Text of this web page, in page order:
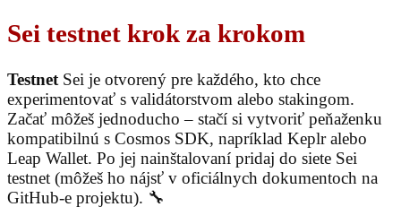
Sei testnet krok za krokom
Testnet Sei je otvorený pre každého, kto chce
experimentovať s validátorstvom alebo stakingom.
Začať môžeš jednoducho – stačí si vytvoriť peňaženku
kompatibilnú s Cosmos SDK, napríklad Keplr alebo
Leap Wallet. Po jej nainštalovaní pridaj do siete Sei
testnet (môžeš ho nájsť v oficiálnych dokumentoch na
GitHub-e projektu). 🔧